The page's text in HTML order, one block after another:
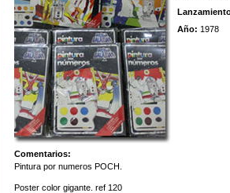
Año: 1978
Comentarios:
Pintura por numeros POCH.
Poster color gigante. ref 120